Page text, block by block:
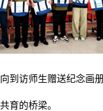
到访师生赠送纪念画
育的桥梁。